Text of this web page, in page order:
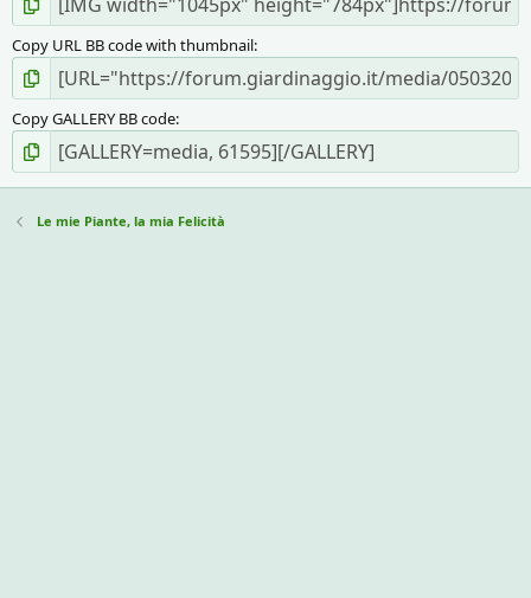
Copy URL BB code with thumbnail
Copy GALLERY BB code
Le mie Piante, la mia Felicità